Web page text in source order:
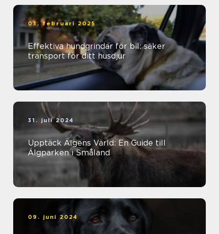
03. februari 2025
Effektiva hundgrindar för bil: säker
transport för ditt husdjur
31. juli 2024
Upptäck Älgens Värld: En Guide till
Älgparken i Småland
09. juni 2024